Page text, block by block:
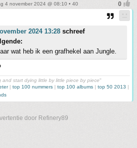
4 november 2024 @ 08:10 • 40
2024 13:28 schreef
wat heb ik een grafhekel aan Jungle.
start dying little by little piece by piece"
| top 100 nummers | top 100 albums | top 50 2013 |
door Refinery89